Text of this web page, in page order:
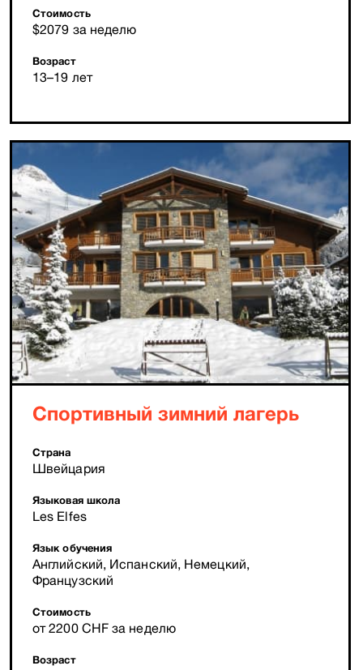
Стоимость
$2079 за неделю
Возраст
13–19 лет
Спортивный зимний лагерь
Страна
Швейцария
Языковая школа
Les Elfes
Язык обучения
Английский, Испанский, Немецкий,
Французский
Стоимость
от 2200 CHF за неделю
Возраст